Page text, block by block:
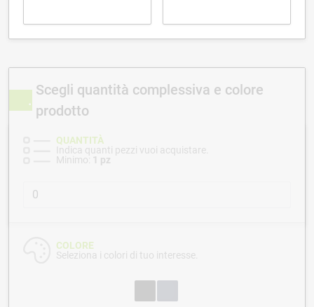
Scegli quantità complessiva e colore
prodotto
QUANTITÀ
Indica quanti pezzi vuoi acquistare.
Minimo: 1 pz
COLORE
Seleziona i colori di tuo interesse.